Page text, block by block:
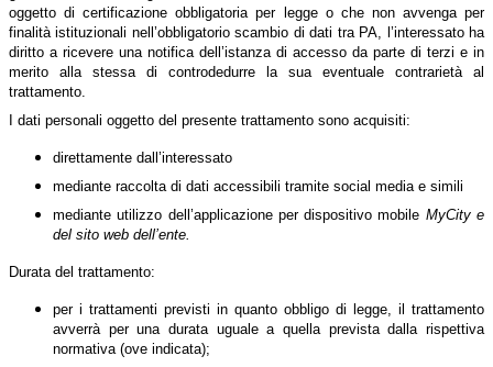
oggetto di certificazione obbligatoria per legge o che non avvenga per
finalità istituzionali nell’obbligatorio scambio di dati tra PA, l’interessato ha
diritto a ricevere una notifica dell’istanza di accesso da parte di terzi e in
merito alla stessa di controdedurre la sua eventuale contrarietà al
trattamento.
I dati personali oggetto del presente trattamento sono acquisiti:
direttamente dall’interessato
mediante raccolta di dati accessibili tramite social media e simili
mediante utilizzo dell’applicazione per dispositivo mobile MyCity e
del sito web dell’ente.
Durata del trattamento:
per i trattamenti previsti in quanto obbligo di legge, il trattamento
avverrà per una durata uguale a quella prevista dalla rispettiva
normativa (ove indicata);